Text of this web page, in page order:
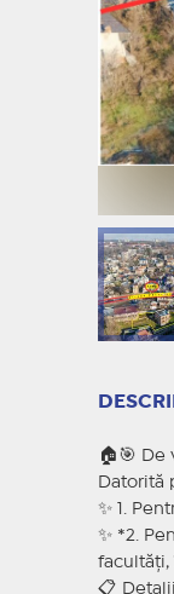
🏠🎯 De
✨ 1.
✨ *2.
facultăți,
📋